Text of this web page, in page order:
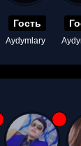
Гость
Aydymlary